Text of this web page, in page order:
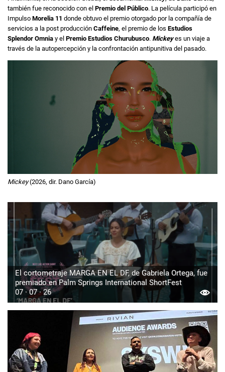
también fue reconocido con el Premio del Público. La película participó en
Impulso Morelia 11 donde obtuvo el premio otorgado por la compañía de
servicios a la post producción Caffeine, el premio de los Estudios
Splendor Omnia y el Premio Estudios Churubusco. Mickeyes un viaje a
través de la autopercepción y la confrontación antipunitiva del pasado.
Mickey(2026, dir. Dano García)
El cortometraje MARGA EN EL DF, de Gabriela Ortega, fue
premiado en Palm Springs International ShortFest
07 · 07 · 26